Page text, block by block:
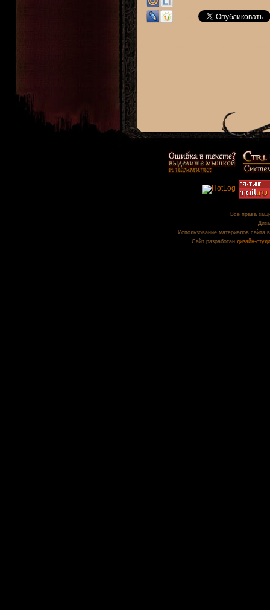
Все права
Использование материалов сайта
Сайт разработан дизайн-